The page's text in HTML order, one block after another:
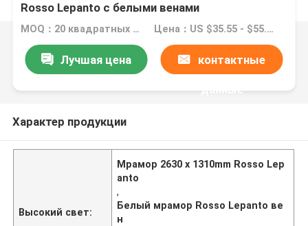
Rosso Lepanto с белыми венами
MOQ：20 квадратных метров Цена：US $35.55 - $55.55 / Square Meters
Лучшая цена контактные
данные
Характер продукции
Высокий свет:
Мрамор 2630 x 1310mm Rosso Lep
anto
,
Белый мрамор Rosso Lepanto ве
н